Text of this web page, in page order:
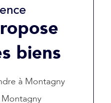
biens
à Montagny